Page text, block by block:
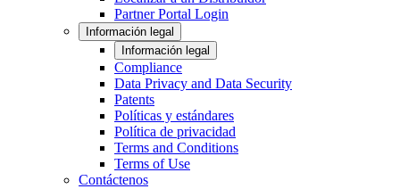
Partner Portal Login
Información legal
Información legal
Compliance
Data Privacy and Data Security
Patents
Políticas y estándares
Política de privacidad
Terms and Conditions
Terms of Use
Contáctenos